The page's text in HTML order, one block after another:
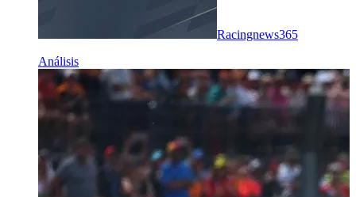
Racingnews365
Análisis